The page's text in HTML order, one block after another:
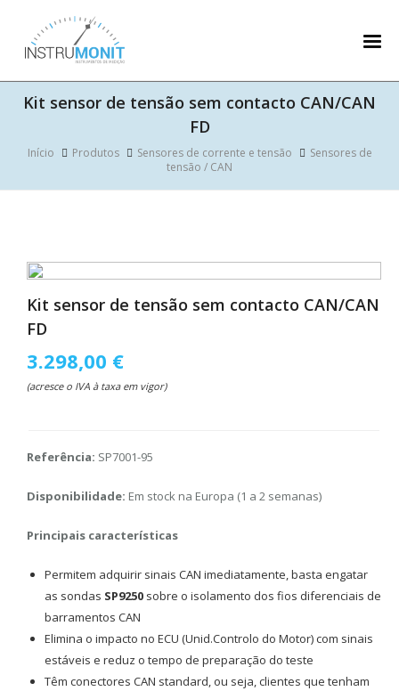
Kit sensor de tensão sem contacto CAN/CAN
FD
Início Produtos Sensores de corrente e tensão
Sensores de
tensão / CAN
Kit sensor de tensão sem contacto CAN/CAN
FD
3.298,00 €
(acresce o IVA à taxa em vigor)
Referência: SP7001-95
Disponibilidade: Em stock na Europa (1 a 2 semanas)
Principais características
Permitem adquirir sinais CAN imediatamente, basta engatar
as sondas SP9250 sobre o isolamento dos fios diferenciais de
barramentos CAN
Elimina o impacto no ECU (Unid.Controlo do Motor) com sinais
estáveis e reduz o tempo de preparação do teste
Têm conectores CAN standard, ou seja, clientes que tenham